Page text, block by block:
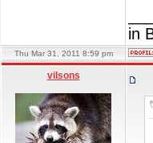
in
Thu Mar 31, 2011 8:59 pm
vilsons